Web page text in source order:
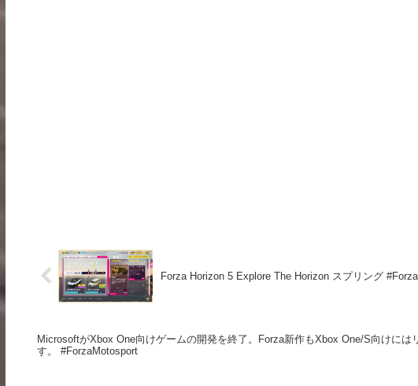
Forza Horizon 5 Explore The Horizon スプリング
MicrosoftがXbox One向けゲームの開発を終了。Forza新作もXbox One/S向けには
す。 #ForzaMotosport